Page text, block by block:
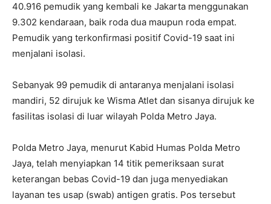
40.916 pemudik yang kembali ke Jakarta menggunakan
9.302 kendaraan, baik roda dua maupun roda empat.
Pemudik yang terkonfirmasi positif Covid-19 saat ini
menjalani isolasi.
Sebanyak 99 pemudik di antaranya menjalani isolasi
mandiri, 52 dirujuk ke Wisma Atlet dan sisanya dirujuk ke
fasilitas isolasi di luar wilayah Polda Metro Jaya.
Polda Metro Jaya, menurut Kabid Humas Polda Metro
Jaya, telah menyiapkan 14 titik pemeriksaan surat
keterangan bebas Covid-19 dan juga menyediakan
layanan tes usap (swab) antigen gratis. Pos tersebut